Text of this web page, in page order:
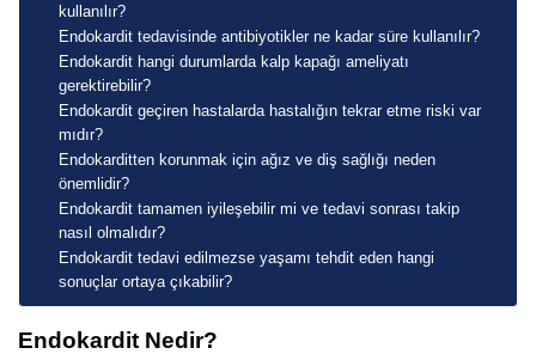
kullanılır?
Endokardit tedavisinde antibiyotikler ne kadar süre kullanılır?
Endokardit hangi durumlarda kalp kapağı ameliyatı
gerektirebilir?
Endokardit geçiren hastalarda hastalığın tekrar etme riski var
mıdır?
Endokarditten korunmak için ağız ve diş sağlığı neden
önemlidir?
Endokardit tamamen iyileşebilir mi ve tedavi sonrası takip
nasıl olmalıdır?
Endokardit tedavi edilmezse yaşamı tehdit eden hangi
sonuçlar ortaya çıkabilir?
Endokardit Nedir?